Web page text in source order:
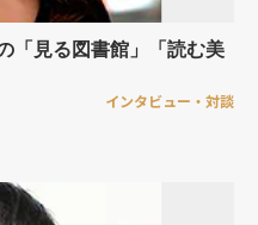
「見る図書館」「読む美
インタビュー・対談